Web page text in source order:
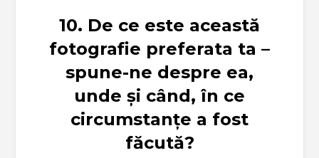
10. De ce este această
fotografie preferata ta –
spune-ne despre ea,
unde și când, în ce
circumstanțe a fost
făcută?